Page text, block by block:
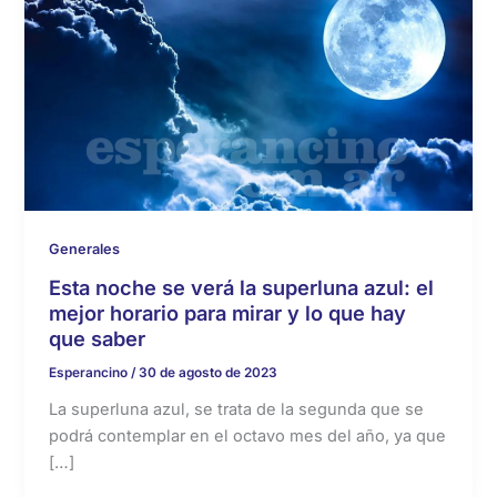
Generales
Esta noche se verá la superluna azul: el
mejor horario para mirar y lo que hay
que saber
Esperancino /30 de agosto de 2023
La superluna azul, se trata de la segunda que se
podrá contemplar en el octavo mes del año, ya que
[…]